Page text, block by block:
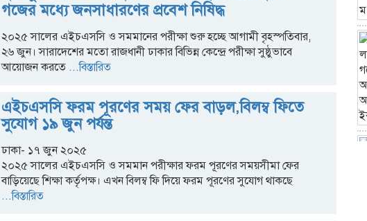
গজের মধ্যে জনসাধারণের প্রবেশ নিষিদ্ধ
২০২৫ সালের এইচএসসি ও সমমানের পরীক্ষা শুরু হচ্ছে আগামী বৃহস্পতিবার,
২৬ জুন। সারাদেশের মতো রাজধানী ঢাকার বিভিন্ন কেন্দ্রে পরীক্ষা সুষ্ঠুভাবে
আয়োজন করতে...বিস্তারিত
এইচএসসি ফরম পূরণের সময় ফের বাড়ল,বিলম্ব ফিতে
সুযোগ ১৯ জুন পর্যন্ত
ঢাকা- ১৭ জুন ২০২৫
২০২৫ সালের এইচএসসি ও সমমান পরীক্ষার ফরম পূরণের সময়সীমা ফের
বাড়িয়েছে শিক্ষা কর্তৃপক্ষ। এখন বিলম্ব ফি দিয়ে ফরম পূরণের সুযোগ থাকছে
...বিস্তারিত